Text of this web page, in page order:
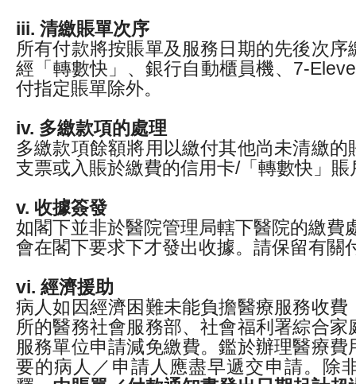
iii. 清繳賬單次序
所有付款將按賬單及服務日期的先後次
經「轉數快」、銀行自動櫃員機、7-
付指定賬單除外。
iv. 多繳款項的處理
多繳款項餘額將用以繳付其他尚未清繳
支票或入賬於繳費的信用卡/「轉數快」賬
v. 收據簽發
如閣下並非於醫院管理局轄下醫院的繳費
會在閣下要求下才發出收據。請保留有關
vi. 經濟援助
病人如因經濟困難未能負擔醫療服務收費
所的醫務社會服務部、社會福利署綜合
服務單位申請減免繳費。鑑於辦理醫療
要的病人／申請人應盡早遞交申請。除